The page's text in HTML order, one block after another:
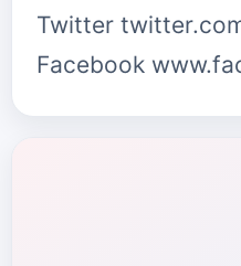
Twitter
Facebook